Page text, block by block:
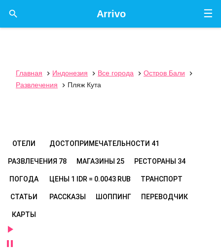
☰
Arrivo

Главная  Индонезия  Все города  Остров Бали

Развлечения
 Пляж Кута
ОТЕЛИ ДОСТОПРИМЕЧАТЕЛЬНОСТИ 41
РАЗВЛЕЧЕНИЯ 78 МАГАЗИНЫ 25 РЕСТОРАНЫ 34
ПОГОДА ЦЕНЫ 1 IDR = 0.0043 RUB ТРАНСПОРТ
СТАТЬИ РАССКАЗЫ ШОППИНГ ПЕРЕВОДЧИК
КАРТЫ

